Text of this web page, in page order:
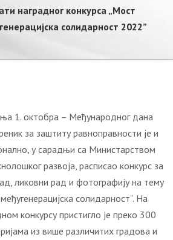
наградног конкурса „Мост
солидарност 2022”
1. октобра – Међународног дана
за заштиту равноправности је и
у сарадњи са Министарством
развоја, расписао конкурс за
ликовни рад и фотографију на тему
солидарност“. На
конкурсу пристигло је преко 300
из више различитих градова и